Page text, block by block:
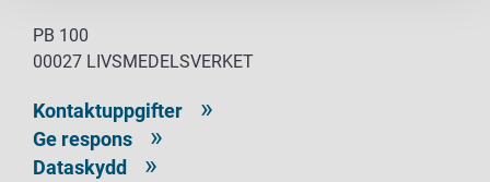
PB 100
00027 LIVSMEDELSVERKET
Kontaktuppgifter
Ge respons
Dataskydd